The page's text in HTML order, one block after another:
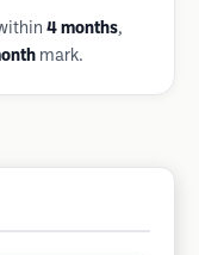
4 months,
mark.